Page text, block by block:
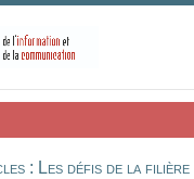
: Les défis de la filière